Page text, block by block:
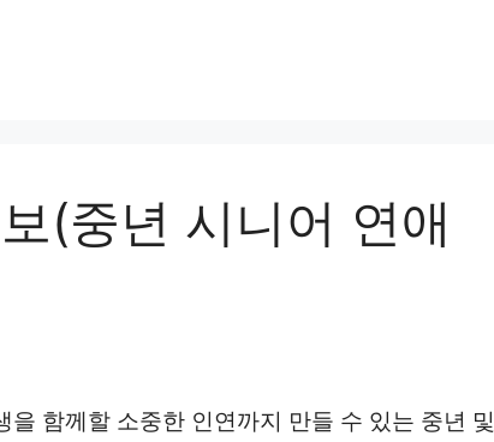
(중년 시니어 연애
함께할 소중한 인연까지 만들 수 있는 중년 및